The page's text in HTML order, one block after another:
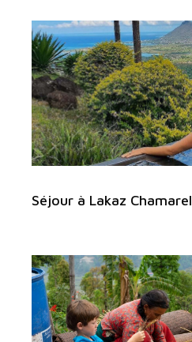
Séjour à Lakaz Chamarel